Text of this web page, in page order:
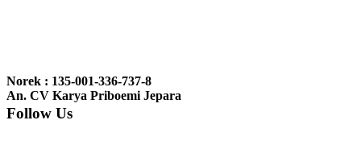
nyesel deh beli geby...
Norek : 135-001-336-737-8
An. CV Karya Priboemi Jepara
Follow Us